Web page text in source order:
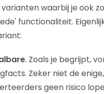
waarbij je ook
functionaliteit.
. Zoals je begrijpt,
Zeker niet de
geen risico